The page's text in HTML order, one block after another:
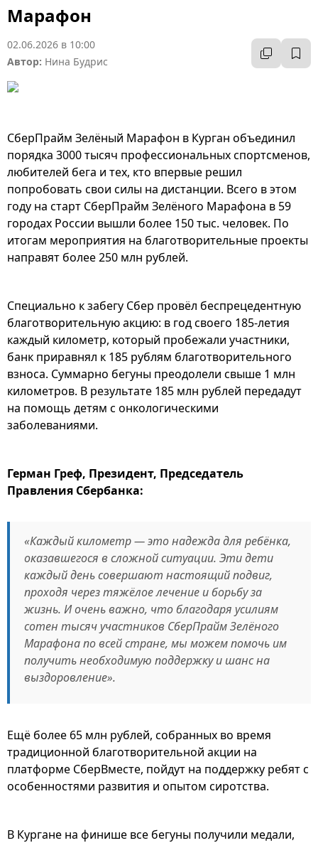
Марафон
02.06.2026 в 10:00
Автор: Нина Будрис
СберПрайм Зелёный Марафон в Курган объединил
порядка 3000 тысяч профессиональных спортсменов,
любителей бега и тех, кто впервые решил
попробовать свои силы на дистанции. Всего в этом
году на старт СберПрайм Зелёного Марафона в 59
городах России вышли более 150 тыс. человек. По
итогам мероприятия на благотворительные проекты
направят более 250 млн рублей.
Специально к забегу Сбер провёл беспрецедентную
благотворительную акцию: в год своего 185-летия
каждый километр, который пробежали участники,
банк приравнял к 185 рублям благотворительного
взноса. Суммарно бегуны преодолели свыше 1 млн
километров. В результате 185 млн рублей передадут
на помощь детям с онкологическими
заболеваниями.
Герман Греф, Президент, Председатель
Правления Сбербанка:
«Каждый километр — это надежда для ребёнка,
оказавшегося в сложной ситуации. Эти дети
каждый день совершают настоящий подвиг,
проходя через тяжёлое лечение и борьбу за
жизнь. И очень важно, что благодаря усилиям
сотен тысяч участников СберПрайм Зелёного
Марафона по всей стране, мы можем помочь им
получить необходимую поддержку и шанс на
выздоровление».
Ещё более 65 млн рублей, собранных во время
традиционной благотворительной акции на
платформе СберВместе, пойдут на поддержку ребят с
особенностями развития и опытом сиротства.
В Кургане на финише все бегуны получили медали,